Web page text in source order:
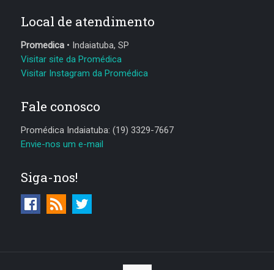
Local de atendimento
Promedica• Indaiatuba, SP
Visitar site da Promédica
Visitar Instagram da Promédica
Fale conosco
Promédica Indaiatuba: (19) 3329-7667
Envie-nos um e-mail
Siga-nos!